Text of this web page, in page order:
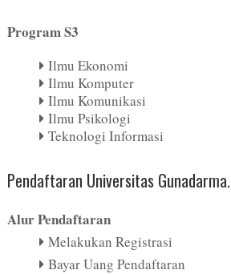
Program S3
Ilmu Ekonomi
Ilmu Komputer
Ilmu Komunikasi
Ilmu Psikologi
Teknologi Informasi
Pendaftaran Universitas Gunadarma.
Alur Pendaftaran
Melakukan Registrasi
Bayar Uang Pendaftaran